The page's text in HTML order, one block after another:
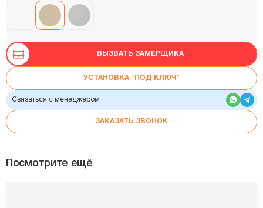
ВЫЗВАТЬ ЗАМЕРЩИКА
УСТАНОВКА “ПОД КЛЮЧ”
Связаться с менеджером
ЗАКАЗАТЬ ЗВОНОК
Посмотрите ещё